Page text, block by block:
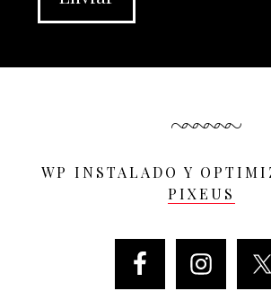
WP INSTALADO Y
PIXEUS